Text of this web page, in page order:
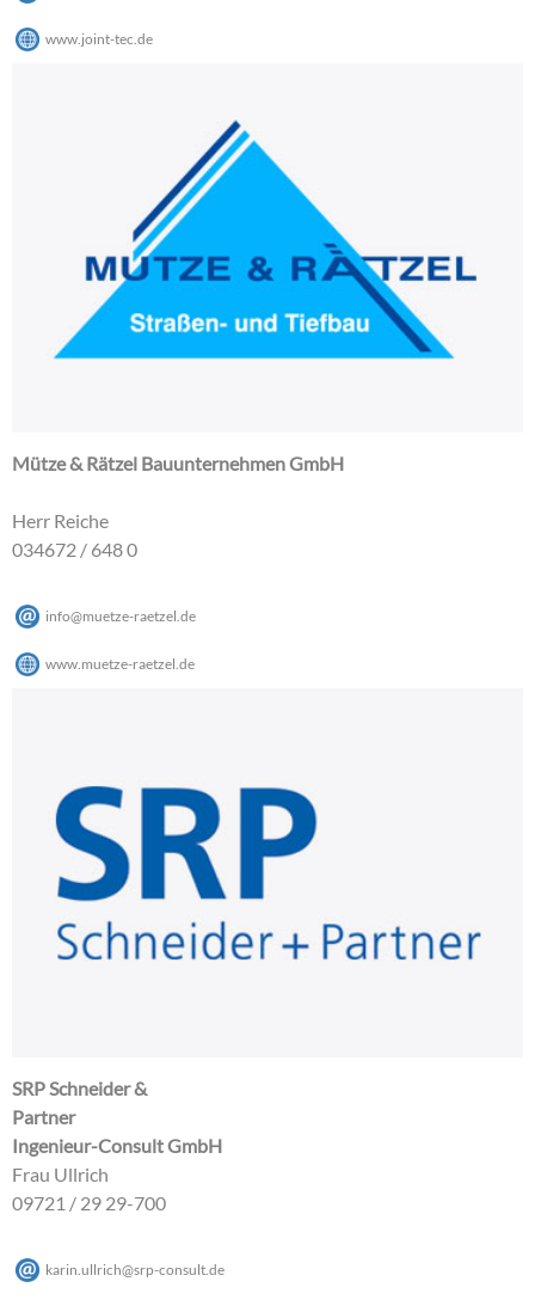
www.joint-tec.de
Mütze & Rätzel Bauunternehmen GmbH
Herr Reiche
034672 / 648 0
info@muetze-raetzel.de
www.muetze-raetzel.de
SRP Schneider &
Partner
Ingenieur-Consult GmbH
Frau Ullrich
09721 / 29 29-700
karin.ullrich@srp-consult.de